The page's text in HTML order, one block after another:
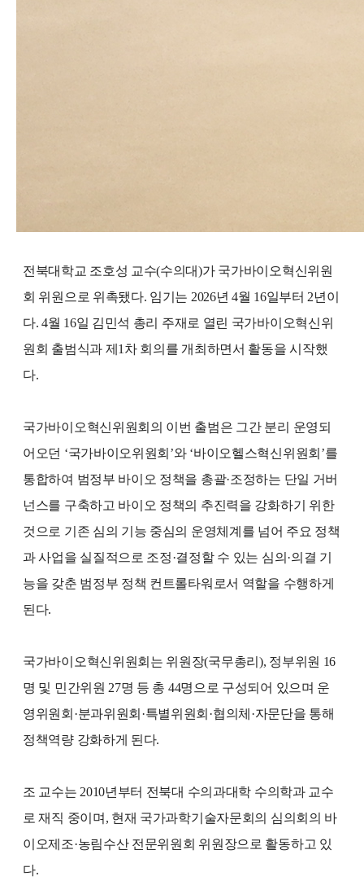
전북대학교 조호성 교수(수의대)가 국가바이오혁신위원
회 위원으로 위촉됐다. 임기는 2026년 4월 16일부터 2년이
다. 4월 16일 김민석 총리 주재로 열린 국가바이오혁신위
원회 출범식과 제1차 회의를 개최하면서 활동을 시작했
다.
국가바이오혁신위원회의 이번 출범은 그간 분리 운영되
어오던 ‘국가바이오위원회’와 ‘바이오헬스혁신위원회’를
통합하여 범정부 바이오 정책을 총괄·조정하는 단일 거버
넌스를 구축하고 바이오 정책의 추진력을 강화하기 위한
것으로 기존 심의 기능 중심의 운영체계를 넘어 주요 정책
과 사업을 실질적으로 조정·결정할 수 있는 심의·의결 기
능을 갖춘 범정부 정책 컨트롤타워로서 역할을 수행하게
된다.
국가바이오혁신위원회는 위원장(국무총리), 정부위원 16
명 및 민간위원 27명 등 총 44명으로 구성되어 있으며 운
영위원회·분과위원회·특별위원회·협의체·자문단을 통해
정책역량 강화하게 된다.
조 교수는 2010년부터 전북대 수의과대학 수의학과 교수
로 재직 중이며, 현재 국가과학기술자문회의 심의회의 바
이오제조·농림수산 전문위원회 위원장으로 활동하고 있
다.